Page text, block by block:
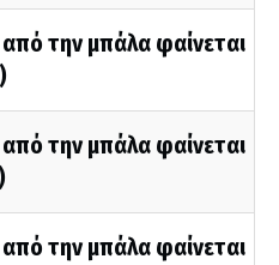
την μπάλα φαίνεται
την μπάλα φαίνεται
την μπάλα φαίνεται